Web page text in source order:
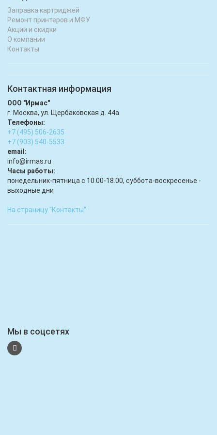
Заправка картриджей
Ремонт принтеров и МФУ
Акции и скидки
О компании
Контакты
Контактная информация
ООО "Ирмас"
г. Москва, ул. Щербаковская д. 44а
Телефоны:
+7 (495) 506-2635
+7 (903) 540-5533
email:
infо@irmas.ru
Часы работы:
понедельник-пятница с 10.00-18.00, суббота-воскресенье -
выходные дни
На страницу "Контакты"
Мы в соцсетях